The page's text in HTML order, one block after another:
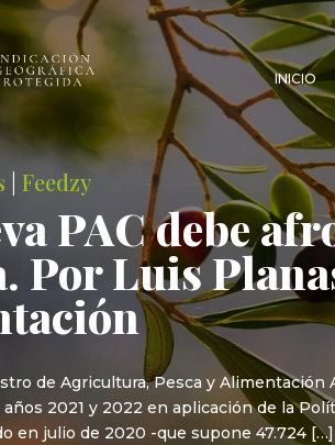
INICIO
|Feedzy
PAC debe
Por Luis
de Agricultura, Pesca y
2021 y 2022 en aplicación de la
en julio de 2020 -que supone 47.724 […]